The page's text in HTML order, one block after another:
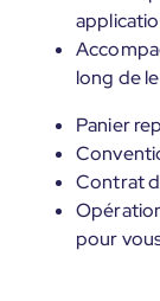
long de
Panier
Contrat
pour